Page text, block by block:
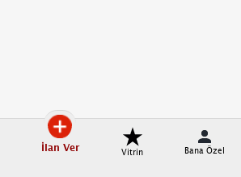
İlan Ver Vitrin Bana Özel